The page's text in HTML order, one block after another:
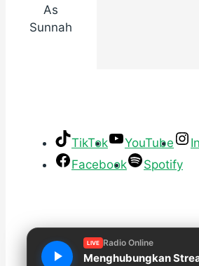
As
Sunnah
TikTok YouTube
Facebook
Spotify
LIVE Radio Online
Menghubungkan